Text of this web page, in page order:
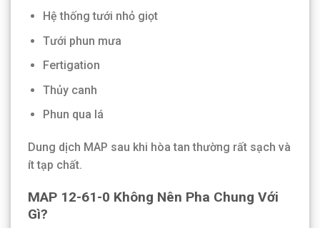
Hệ thống tưới nhỏ giọt
Tưới phun mưa
Fertigation
Thủy canh
Phun qua lá
Dung dịch MAP sau khi hòa tan thường rất sạch và
ít tạp chất.
MAP 12-61-0 Không Nên Pha Chung Với
Gì?